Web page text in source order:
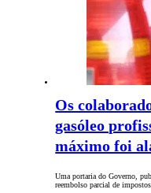
Os
gasóleo
máximo foi
Uma portaria do Governo,
reembolso parcial de